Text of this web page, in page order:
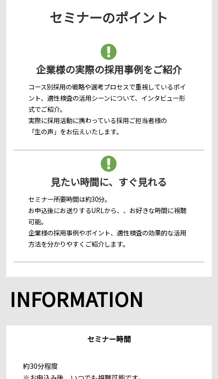
セミナーのポイント
企業様の実際の採用事例をご紹介
コース別採用の戦略や選考プロセスで重視しているポイ
ント、適性検査の活用シーンについて、インタビュー形
式でご紹介。
実際に採用活動に携わっている採用ご担当者様の
「生の声」をお伝えいたします。
見たい時間に、すぐ見れる
セミナー所要時間は約30分。
お申込後にお送りするURLから、、お好きな時間に視聴
可能。
企業様の採用事例やポイント、適性検査の効果的な活用
方法を分かりやすくご紹介します。
INFORMATION
セミナー時間
約30分程度